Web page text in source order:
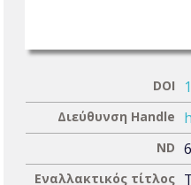
DOI
Διεύθυνση Handle
ND
Εναλλακτικός τίτλος